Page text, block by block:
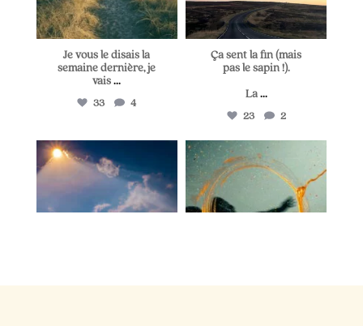
Je vous le disais la
semaine dernière, je
vais ...
33 4
Ça sent la fin (mais
pas le sapin !).
La ...
23 2
lapetitevoixlepodcast
Juin 25
lapetitevoixlepodcast
Juin 21